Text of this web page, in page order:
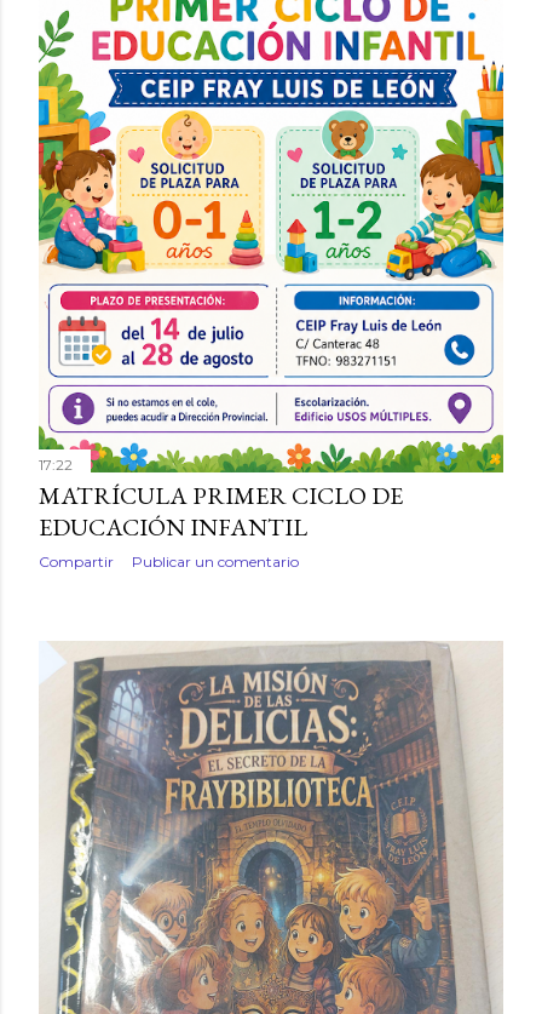
d
a
s
17:22
MATRÍCULA PRIMER CICLO DE
EDUCACIÓN INFANTIL
Compartir Publicar un comentario